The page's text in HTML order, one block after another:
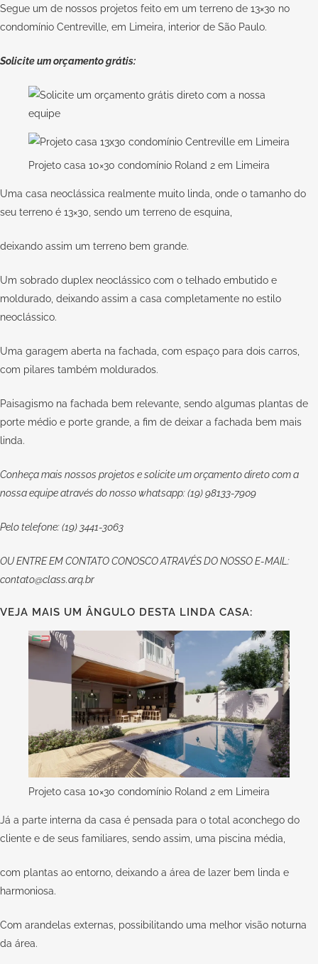
Segue um de nossos projetos feito em um terreno de 13×30 no
condomínio Centreville, em Limeira, interior de São Paulo.
Solicite um orçamento grátis:
Projeto casa 10×30 condomínio Roland 2 em Limeira
Uma casa neoclássica realmente muito linda, onde o tamanho do
seu terreno é 13×30, sendo um terreno de esquina,
deixando assim um terreno bem grande.
Um sobrado duplex neoclássico com o telhado embutido e
moldurado, deixando assim a casa completamente no estilo
neoclássico.
Uma garagem aberta na fachada, com espaço para dois carros,
com pilares também moldurados.
Paisagismo na fachada bem relevante, sendo algumas plantas de
porte médio e porte grande, a fim de deixar a fachada bem mais
linda.
Conheça mais nossos projetos e solicite um orçamento direto com a
nossa equipe através do nosso whatsapp: (19) 98133-7909
Pelo telefone: (19) 3441-3063
OUENTRE EM CONTATO CONOSCOATRAVÉS DO NOSSO E-MAIL:
contato@class.arq.br
VEJA MAIS UM ÂNGULO DESTA LINDA CASA:
Projeto casa 10×30 condomínio Roland 2 em Limeira
Já a parte interna da casa é pensada para o total aconchego do
cliente e de seus familiares, sendo assim, uma piscina média,
com plantas ao entorno, deixando a área de lazer bem linda e
harmoniosa.
Com arandelas externas, possibilitando uma melhor visão noturna
da área.